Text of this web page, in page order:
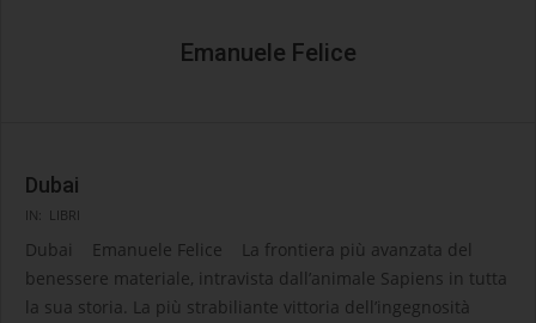
Emanuele Felice
Dubai
2021-
10-
07
IN: LIBRI
Dubai Emanuele Felice La frontiera più avanzata del
benessere materiale, intravista dall’animale Sapiens in tutta
la sua storia. La più strabiliante vittoria dell’ingegnosità